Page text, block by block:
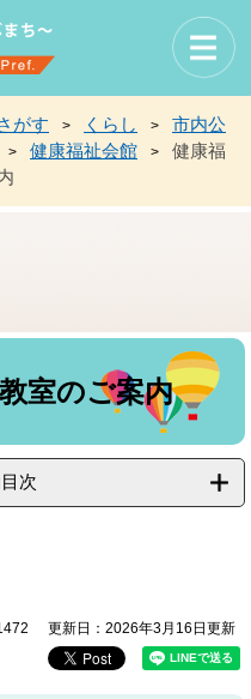
がす > くらし >
市内公
> 健康福祉会館 >
健康福
室のご案内
次
更新日：2026年3月16日更新